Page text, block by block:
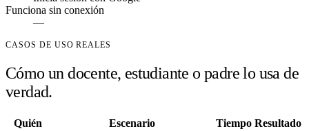
Funciona sin conexión
—
CASOS DE USO REALES
Cómo un docente, estudiante o padre lo usa de
verdad.
Quién Escenario Tiempo Resultado